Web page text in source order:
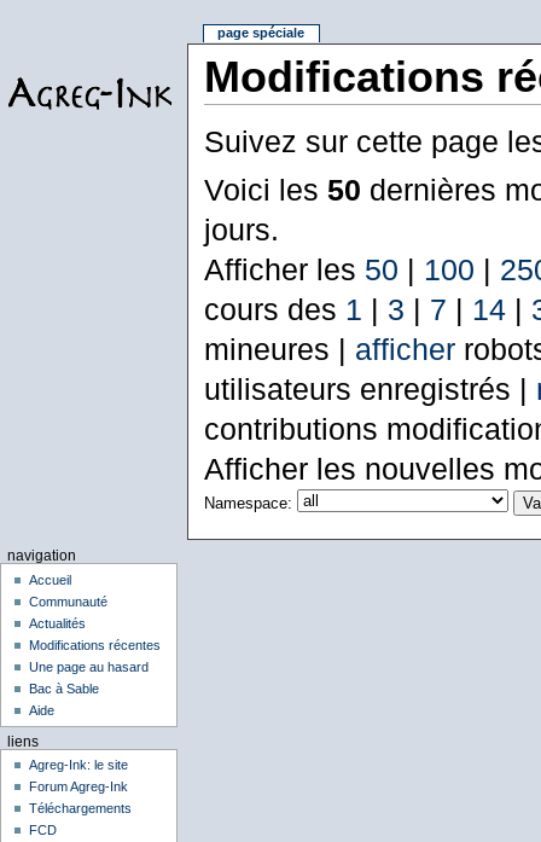
Modifications
Suivez sur cette page
Voici les 50 dernières
jours.
Afficher les 50 | 100 |
cours des 1 | 3 | 7 | 14|
mineures | afficher
utilisateurs enregistrés |
contributions
Afficher les nouvelles
Namespace:
page spéciale
navigation
Accueil
Communauté
Actualités
Modifications récentes
Une page au hasard
Bac à Sable
Aide
liens
Agreg-Ink: le site
Forum Agreg-Ink
Téléchargements
FCD